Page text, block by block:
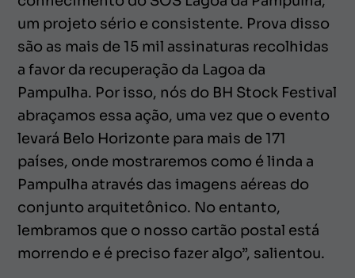
um projeto sério e consistente. Prova disso
são as mais de 15 mil assinaturas recolhidas
a favor da recuperação da Lagoa da
Pampulha. Por isso, nós do BH Stock Festival
abraçamos essa ação, uma vez que o evento
levará Belo Horizonte para mais de 171
países, onde mostraremos como é linda a
Pampulha através das imagens aéreas do
conjunto arquitetônico. No entanto,
lembramos que o nosso cartão postal está
morrendo e é preciso fazer algo”, salientou.